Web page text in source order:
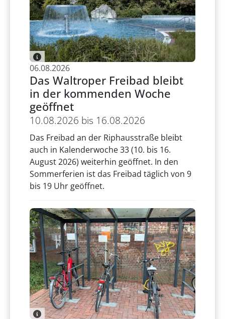
06.08.2026
Das Waltroper Freibad bleibt
in der kommenden Woche
geöffnet
10.08.2026 bis 16.08.2026
Das Freibad an der Riphausstraße bleibt
auch in Kalenderwoche 33 (10. bis 16.
August 2026) weiterhin geöffnet. In den
Sommerferien ist das Freibad täglich von 9
bis 19 Uhr geöffnet.